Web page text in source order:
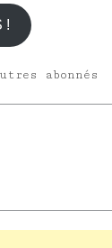
!
abonnés